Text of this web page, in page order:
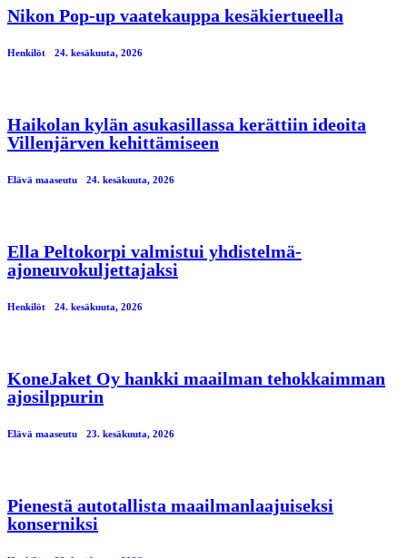
Nikon Pop-up vaatekauppa kesäkiertueella
Henkilöt 24. kesäkuuta, 2026
Haikolan kylän asukasillassa kerättiin ideoita
Villenjärven kehittämiseen
Elävä maaseutu 24. kesäkuuta, 2026
Ella Peltokorpi valmistui yhdistelmä-
ajoneuvokuljettajaksi
Henkilöt 24. kesäkuuta, 2026
KoneJaket Oy hankki maailman tehokkaimman
ajosilppurin
Elävä maaseutu 23. kesäkuuta, 2026
Pienestä autotallista maailmanlaajuiseksi
konserniksi